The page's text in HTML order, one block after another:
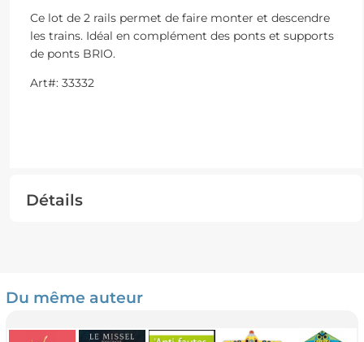
Ce lot de 2 rails permet de faire monter et descendre
les trains. Idéal en complément des ponts et supports
de ponts BRIO.
Art#: 33332
Détails
Du même auteur